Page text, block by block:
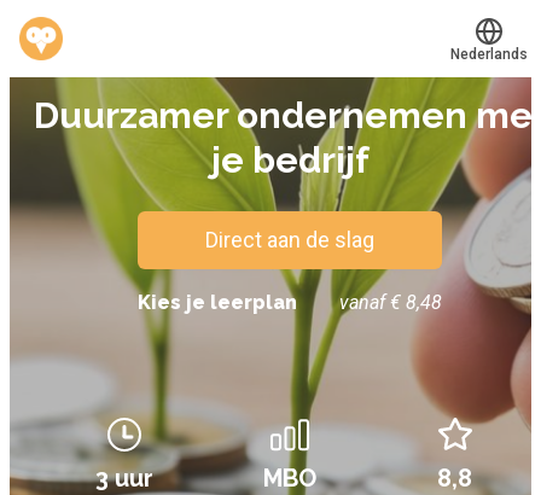
Werkvinders®
Bedrijven
Mijn leerplek
Voucher verzilveren
Account en hulp
Meer
Translate
Nederlands
Duurzamer ondernemen
je bedrijf
Direct aan de slag
Kies je leerplan vanaf € 8,48
3 uur MBO 8,8